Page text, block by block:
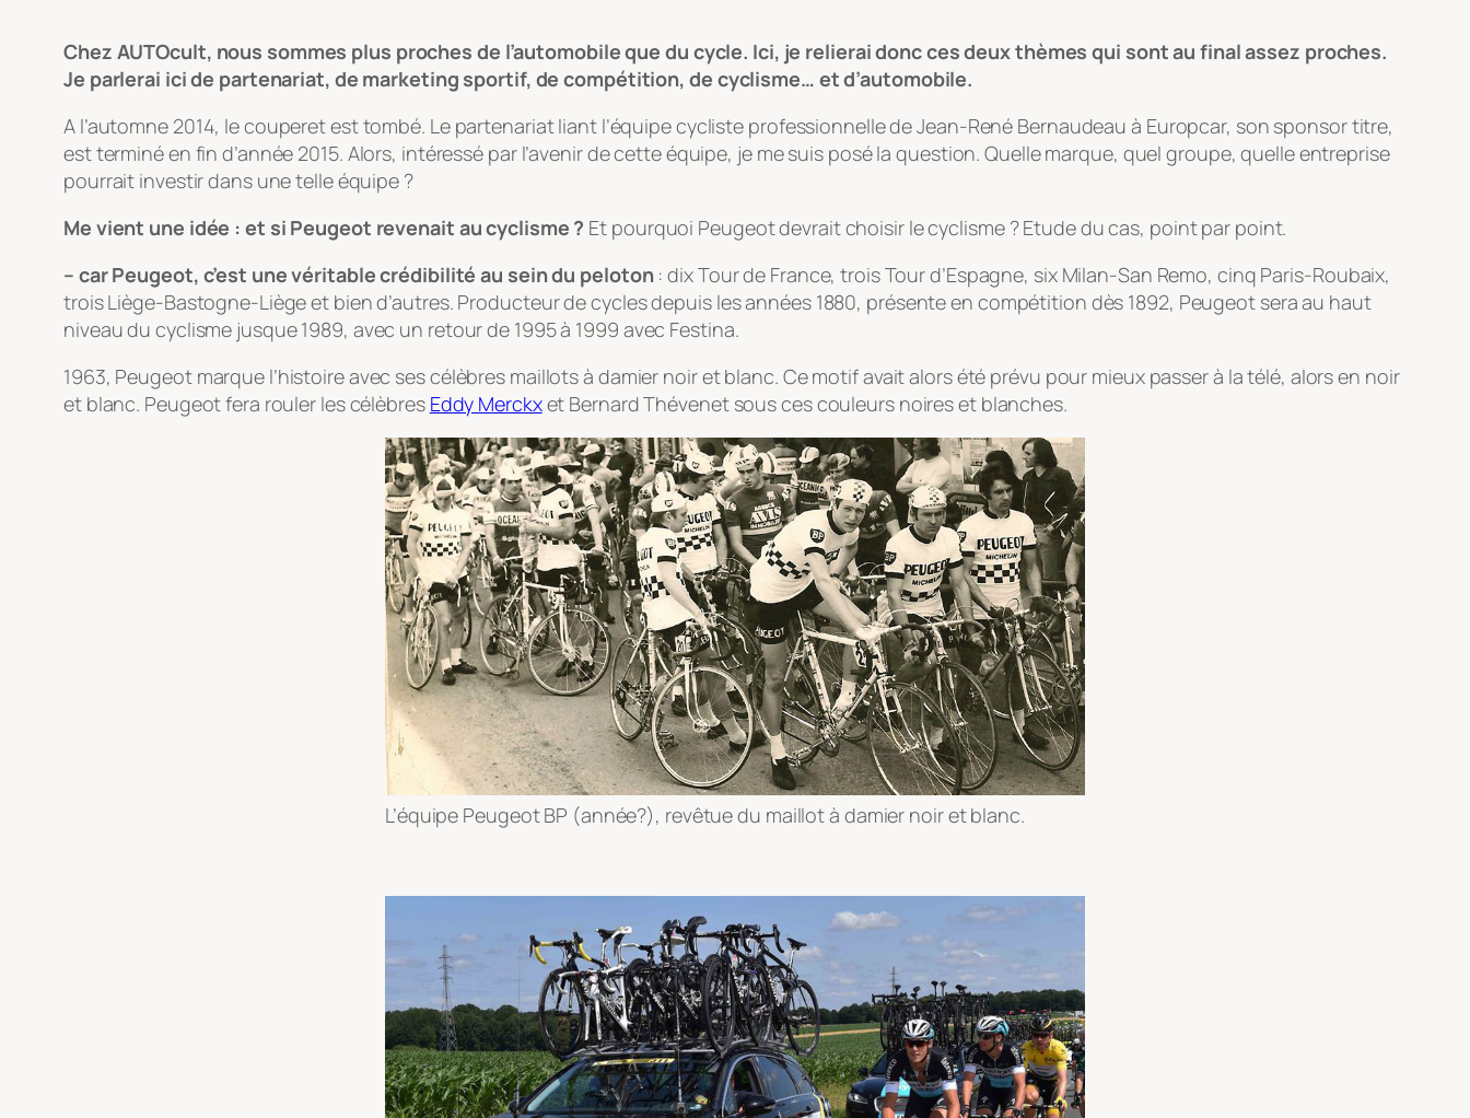
Chez AUTOcult, nous sommes plus proches de l’automobile que du cycle. Ici, je relierai donc ces deux thèmes qui sont au final assez proches.
Je parlerai ici de partenariat, de marketing sportif, de compétition, de cyclisme… et d’automobile.
A l’automne 2014, le couperet est tombé. Le partenariat liant l’équipe cycliste professionnelle de Jean-René Bernaudeau à Europcar, son sponsor titre,
est terminé en fin d’année 2015. Alors, intéressé par l’avenir de cette équipe, je me suis posé la question. Quelle marque, quel groupe, quelle entreprise
pourrait investir dans une telle équipe ?
Me vient une idée : et si Peugeot revenait au cyclisme ? Et pourquoi Peugeot devrait choisir le cyclisme ? Etude du cas, point par point.
– car Peugeot, c’est une véritable crédibilité au sein du peloton: dix Tour de France, trois Tour d’Espagne, six Milan-San Remo, cinq Paris-Roubaix,
trois Liège-Bastogne-Liège et bien d’autres. Producteur de cycles depuis les années 1880, présente en compétition dès 1892, Peugeot sera au haut
niveau du cyclisme jusque 1989, avec un retour de 1995 à 1999 avec Festina.
1963, Peugeot marque l’histoire avec ses célèbres maillots à damier noir et blanc. Ce motif avait alors été prévu pour mieux passer à la télé, alors en noir
et blanc. Peugeot fera rouler les célèbres Eddy Merckxet Bernard Thévenet sous ces couleurs noires et blanches.
L’équipe Peugeot BP (année?), revêtue du maillot à damier noir et blanc.